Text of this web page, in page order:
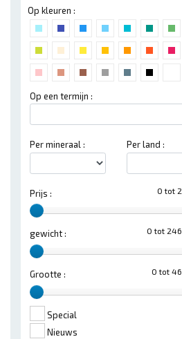
Op kleuren :
Op een termijn :
Per mineraal : Per land :
0 tot
Prijs :
0 tot
gewicht :
0 tot
Grootte :
Special
Nieuws